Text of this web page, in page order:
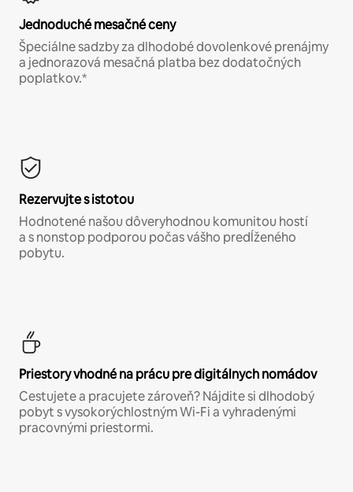
Jednoduché mesačné ceny
Špeciálne sadzby za dlhodobé dovolenkové prenájmy
a jednorazová mesačná platba bez dodatočných
poplatkov.*
Rezervujte s istotou
Hodnotené našou dôveryhodnou komunitou hostí
a s nonstop podporou počas vášho predĺženého
pobytu.
Priestory vhodné na prácu pre digitálnych nomádov
Cestujete a pracujete zároveň? Nájdite si dlhodobý
pobyt s vysokorýchlostným Wi-Fi a vyhradenými
pracovnými priestormi.